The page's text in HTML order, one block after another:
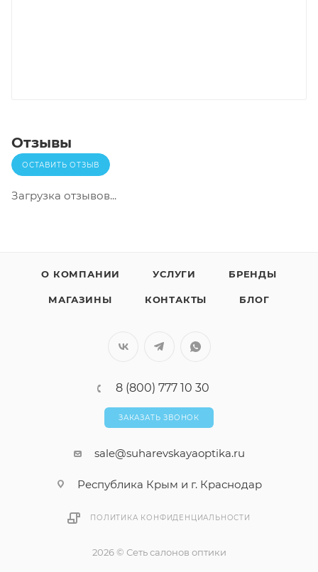
Отзывы
ОСТАВИТЬ ОТЗЫВ
Загрузка отзывов...
О КОМПАНИИ УСЛУГИ БРЕНДЫ
МАГАЗИНЫ КОНТАКТЫ БЛОГ
8 (800) 777 10 30
ЗАКАЗАТЬ ЗВОНОК
sale@suharevskayaoptika.ru
Республика Крым и г. Краснодар
ПОЛИТИКА КОНФИДЕНЦИАЛЬНОСТИ
2026 © Сеть салонов оптики